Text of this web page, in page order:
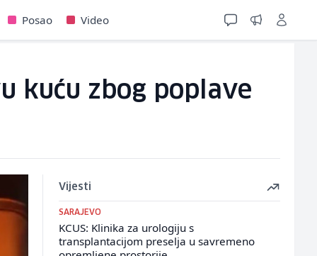
Posao Video
kuću zbog poplave
Vijesti
SARAJEVO
KCUS: Klinika za urologiju s
transplantacijom preselja u savremeno